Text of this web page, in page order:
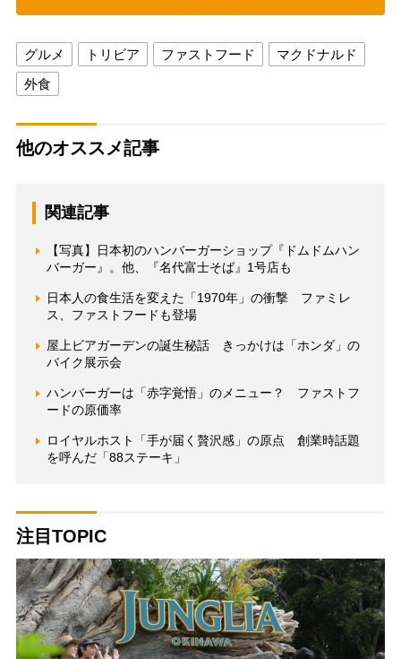
グルメ トリビア ファストフード
マクドナルド
外食
他のオススメ記事
関連記事
【写真】日本初のハンバーガーショップ『ドムドムハン
バーガー』。他、『名代富士そば』1号店も
日本人の食生活を変えた「1970年」の衝撃 ファミレ
ス、ファストフードも登場
屋上ビアガーデンの誕生秘話 きっかけは「ホンダ」の
バイク展示会
ハンバーガーは「赤字覚悟」のメニュー？ ファストフ
ードの原価率
ロイヤルホスト「手が届く贅沢感」の原点 創業時話題
を呼んだ「88ステーキ」
注目TOPIC